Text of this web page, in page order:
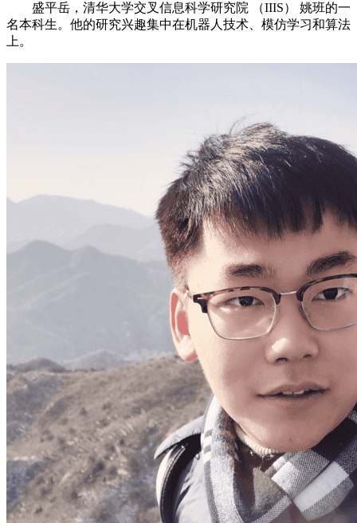
盛平岳，清华大学交叉信息科学研究院 （IIIS） 姚班的一
名本科生。他的研究兴趣集中在机器人技术、模仿学习和算法
上。